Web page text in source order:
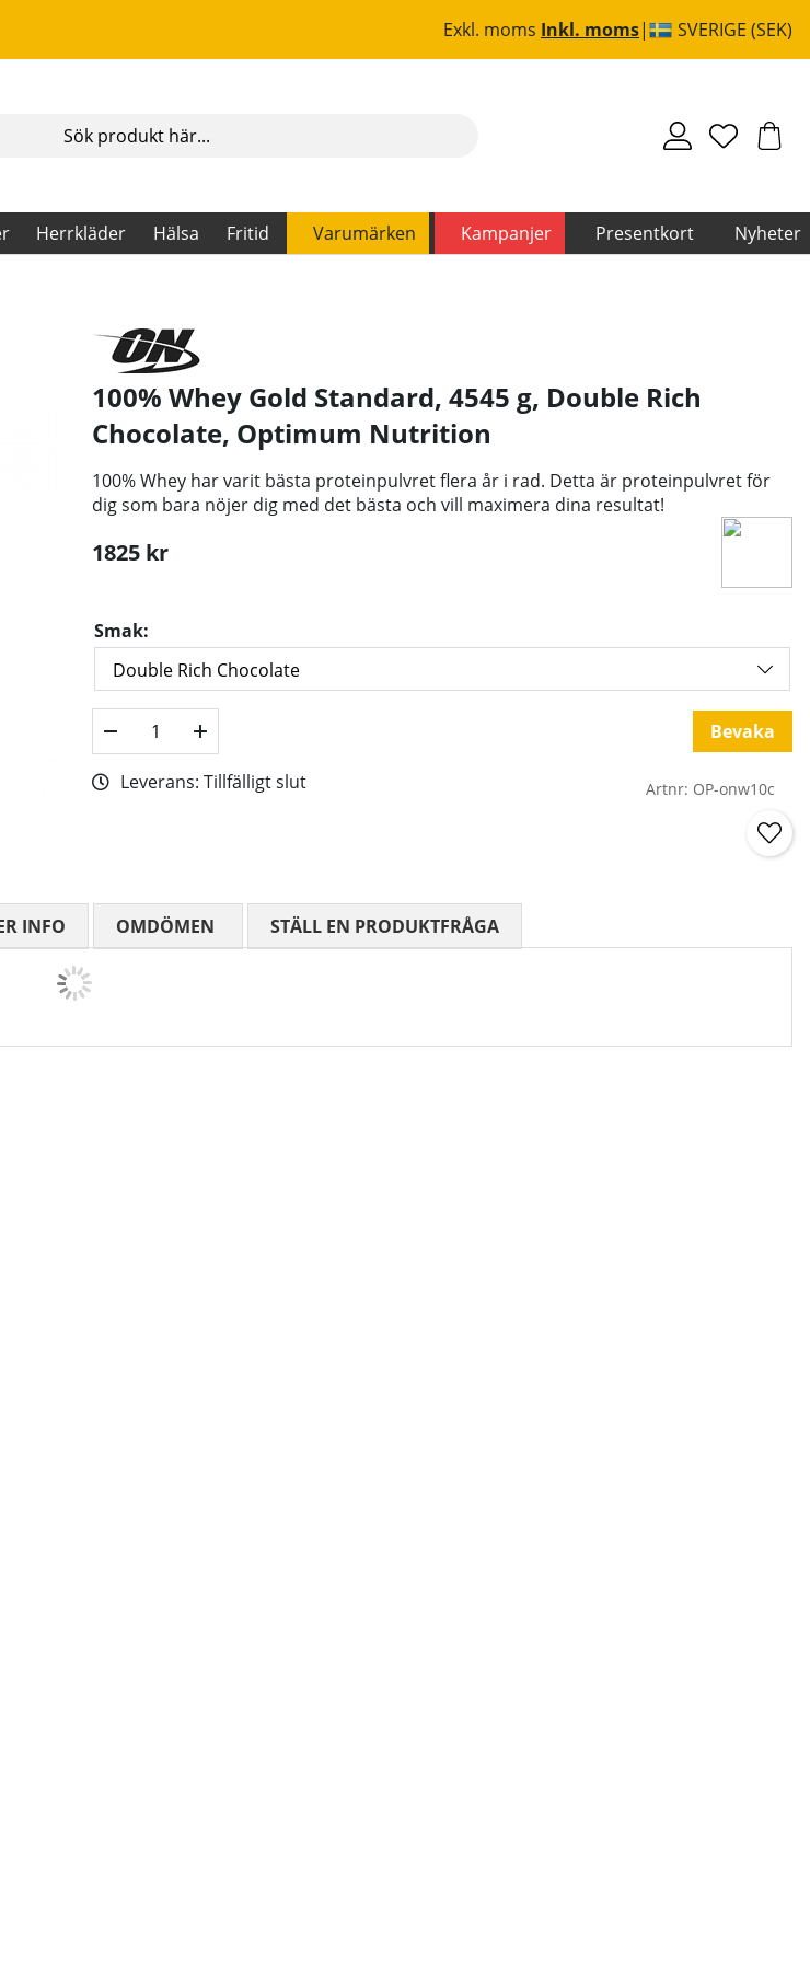
Exkl. moms Inkl. moms SVERIGE (SEK)
Herrkläder Hälsa Fritid Varumärken Kampanjer Presentkort Nyheter
100% Whey Gold Standard, 4545 g, Double Rich
Chocolate, Optimum Nutrition
100% Whey har varit bästa proteinpulvret flera år i rad. Detta är proteinpulvret för
dig som bara nöjer dig med det bästa och vill maximera dina resultat!
1825 kr
Smak:
Bevaka
Leverans: Tillfälligt slut Artnr: OP-onw10c
INFO OMDÖMEN MEDELBETYG 0 AV 5 ANTAL BETYG 0
STÄLL EN PRODUKTFRÅGA